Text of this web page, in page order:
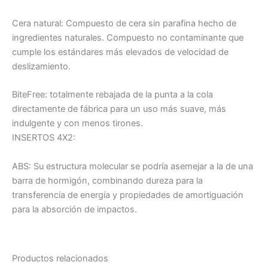
Cera natural: Compuesto de cera sin parafina hecho de
ingredientes naturales. Compuesto no contaminante que
cumple los estándares más elevados de velocidad de
deslizamiento.
BiteFree: totalmente rebajada de la punta a la cola
directamente de fábrica para un uso más suave, más
indulgente y con menos tirones.
INSERTOS 4X2:
ABS: Su estructura molecular se podría asemejar a la de una
barra de hormigón, combinando dureza para la
transferencia de energía y propiedades de amortiguación
para la absorción de impactos.
Productos relacionados